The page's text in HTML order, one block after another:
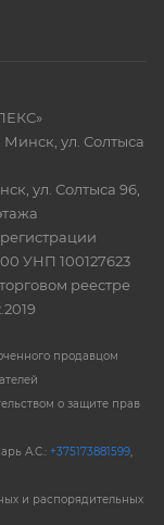
ул. Солтыса
ул. Солтыса 96,
УНП 100127623
реестре
продавцом
о защите прав
А.С.: +375173881599,
и распорядительных